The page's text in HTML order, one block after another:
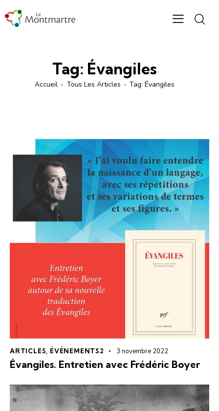
Tag: Évangiles
Accueil Tous Les Articles Tag: Évangiles
ARTICLES, ÉVÉNEMENTS2 3 novembre 2022
Évangiles. Entretien avec Frédéric Boyer